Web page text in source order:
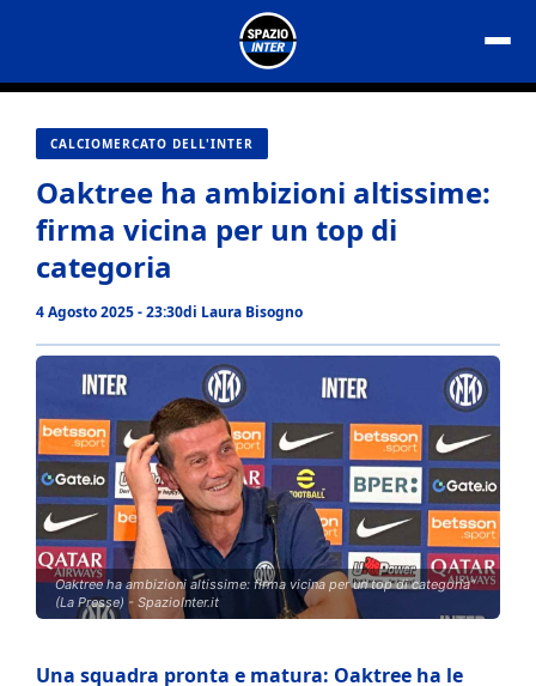
contenuto
CALCIOMERCATO DELL'INTER
Oaktree ha ambizioni altissime:
firma vicina per un top di
categoria
4 Agosto 2025 - 23:30di Laura Bisogno
Oaktree ha ambizioni altissime: firma vicina per un top di categoria”
(La Presse) - SpazioInter.it
Una squadra pronta e matura: Oaktree ha le